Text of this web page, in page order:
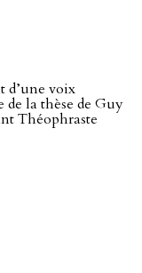
voix
de la thèse de Guy
Théophraste